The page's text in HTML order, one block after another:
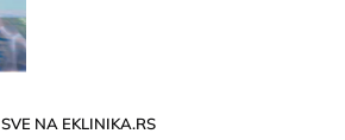
SVE NA EKLINIKA.RS